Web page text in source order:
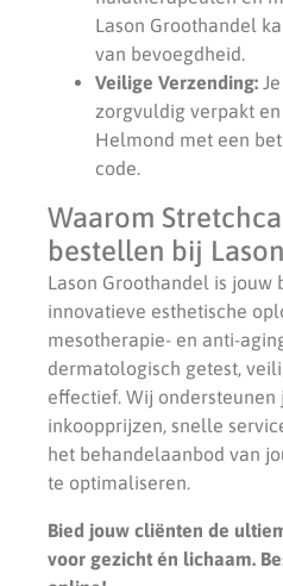
Lason Groothandel
van bevoegdheid.
Veilige Verzending:
zorgvuldig verpakt
Helmond met een
code.
Waarom
bestellen bij
Lason Groothandel is
innovatieve esthetische
mesotherapie- en anti-
dermatologisch getest,
effectief. Wij ondersteunen
inkoopprijzen, snelle
het behandelaanbod van
te optimaliseren.
Bied jouw cliënten de
voor gezicht én lichaam.